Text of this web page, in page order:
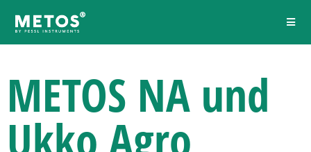
METOS NA und
Ukko Agro